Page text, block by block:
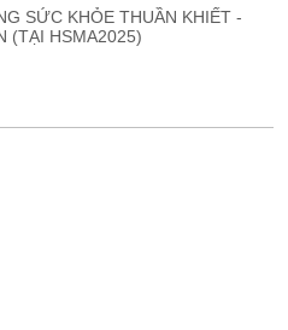
SỨC KHỎE THUẦN KHIẾT -
(TẠI HSMA2025)